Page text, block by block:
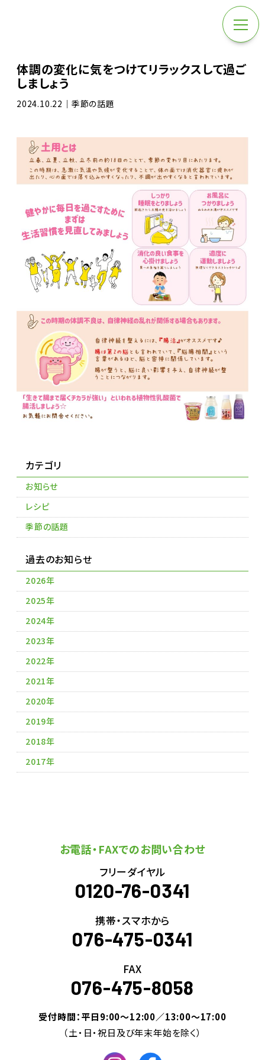
体調の変化に気をつけてリラックスして過ご
しましょう
2024.10.22｜季節の話題
カテゴリ
お知らせ
レシピ
季節の話題
過去のお知らせ
2026年
2025年
2024年
2023年
2022年
2021年
2020年
2019年
2018年
2017年
お電話・FAXでのお問い合わせ
フリーダイヤル
0120-76-0341
携帯・スマホから
076-475-0341
FAX
076-475-8058
受付時間：平日9:00～12:00／13:00～17:00
（土・日・祝日及び年末年始を除く）